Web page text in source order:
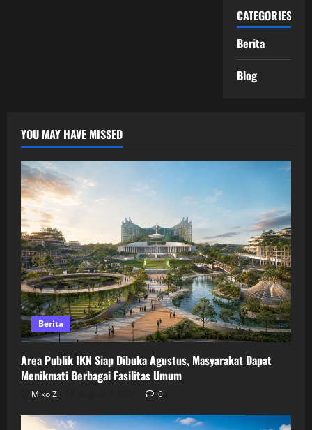
CATEGORIES
Berita
Blog
YOU MAY HAVE MISSED
Berita
Area Publik IKN Siap Dibuka Agustus, Masyarakat Dapat
Menikmati Berbagai Fasilitas Umum
Miko Z 0